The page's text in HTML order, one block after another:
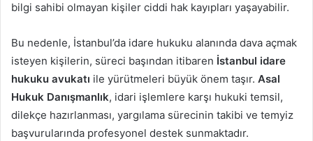
bilgi sahibi olmayan kişiler ciddi hak kayıpları yaşayabilir.
Bu nedenle, İstanbul’da idare hukuku alanında dava açmak
isteyen kişilerin, süreci başından itibaren İstanbul idare
hukuku avukatı ile yürütmeleri büyük önem taşır. Asal
Hukuk Danışmanlık, idari işlemlere karşı hukuki temsil,
dilekçe hazırlanması, yargılama sürecinin takibi ve temyiz
başvurularında profesyonel destek sunmaktadır.